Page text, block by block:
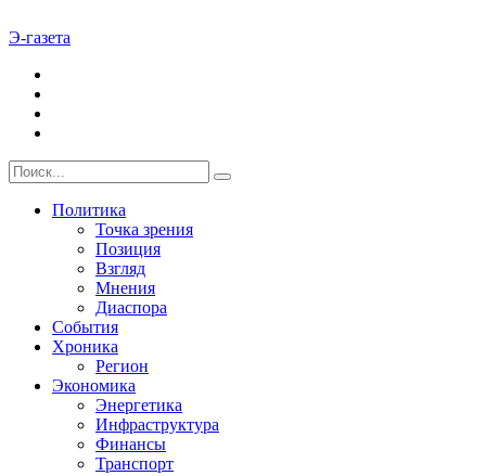
Э-газета
Политика
Точка зрения
Позиция
Взгляд
Мнения
Диаспора
События
Хроника
Регион
Экономика
Энергетика
Инфраструктура
Финансы
Транспорт